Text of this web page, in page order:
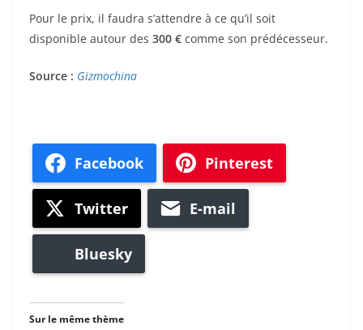
Pour le prix, il faudra s’attendre à ce qu’il soit
disponible autour des 300 € comme son prédécesseur.
Source : Gizmochina
Facebook Pinterest
Twitter E-mail
Bluesky
Sur le même thème